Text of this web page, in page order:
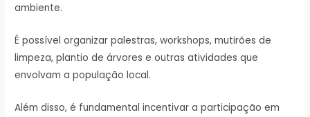
ambiente.
É possível organizar palestras, workshops, mutirões de
limpeza, plantio de árvores e outras atividades que
envolvam a população local.
Além disso, é fundamental incentivar a participação em